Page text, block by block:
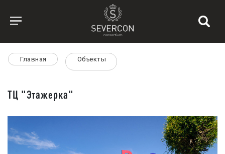
Главная Объекты
ТЦ "Этажерка"